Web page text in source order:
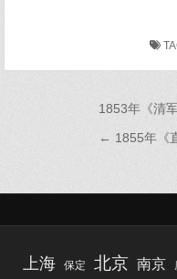
航
1853年《清
← 1855年《
上海 保定 北京 南京